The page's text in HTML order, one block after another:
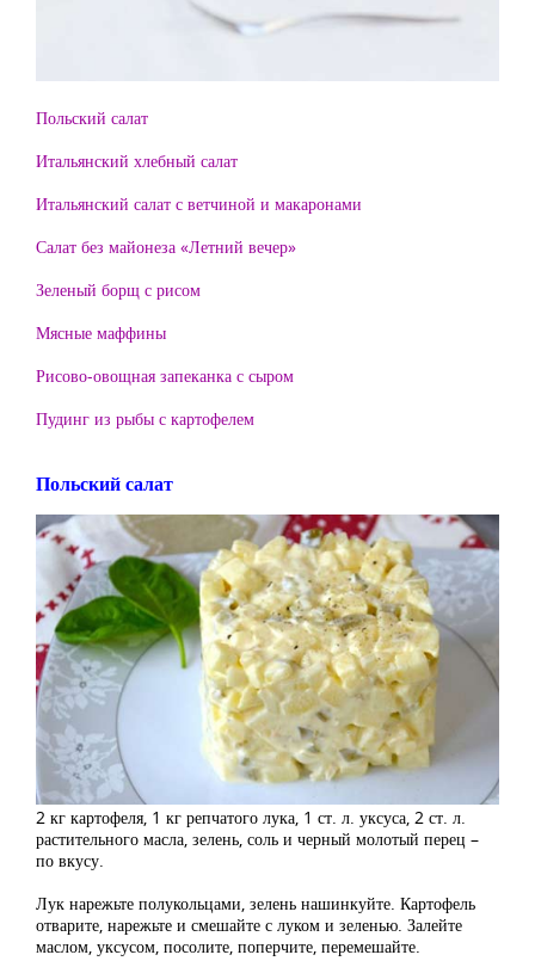
Польский салат
Итальянский хлебный салат
Итальянский салат с ветчиной и макаронами
Салат без майонеза «Летний вечер»
Зеленый борщ с рисом
Мясные маффины
Рисово-овощная запеканка с сыром
Пудинг из рыбы с картофелем
Польский салат
2 кг картофеля, 1 кг репчатого лука, 1 ст. л. уксуса, 2 ст. л.
растительного масла, зелень, соль и черный молотый перец –
по вкусу.
Лук нарежьте полукольцами, зелень нашинкуйте. Картофель
отварите, нарежьте и смешайте с луком и зеленью. Залейте
маслом, уксусом, посолите, поперчите, перемешайте.